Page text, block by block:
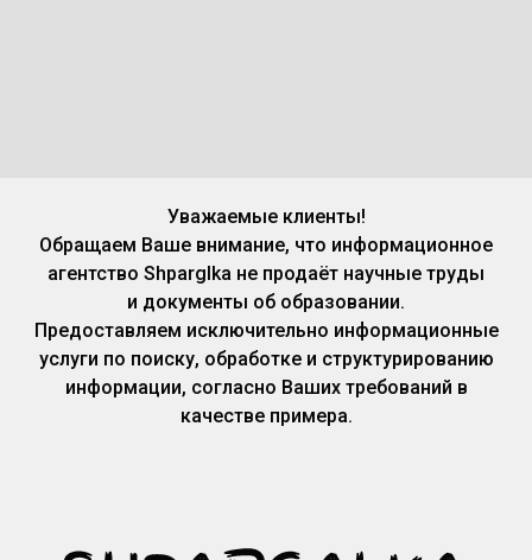
Уважаемые клиенты!
Обращаем Ваше внимание, что информационное
агентство Shparglka не продаёт научные труды
и документы об образовании.
Предоставляем исключительно информационные
услуги по поиску, обработке и структурированию
информации, согласно Ваших требований в
качестве примера.